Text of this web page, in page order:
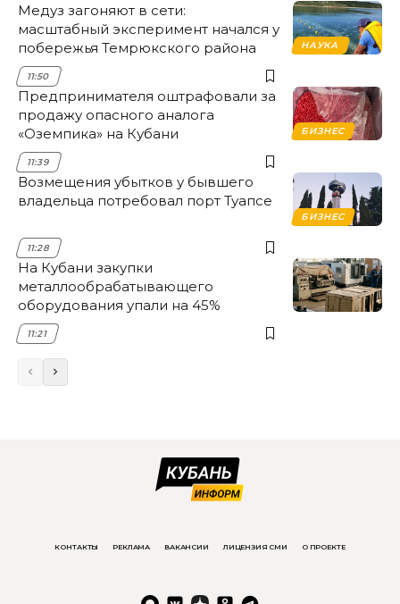
НАУКА
Медуз загоняют в сети:
масштабный эксперимент начался у
побережья Темрюкского района
11:50
БИЗНЕС
Предпринимателя оштрафовали за
продажу опасного аналога
«Оземпика» на Кубани
11:39
БИЗНЕС
Возмещения убытков у бывшего
владельца потребовал порт Туапсе
11:28
На Кубани закупки
металлообрабатывающего
оборудования упали на 45%
11:21
КОНТАКТЫ РЕКЛАМА ВАКАНСИИ ЛИЦЕНЗИЯ СМИ О ПРОЕКТЕ